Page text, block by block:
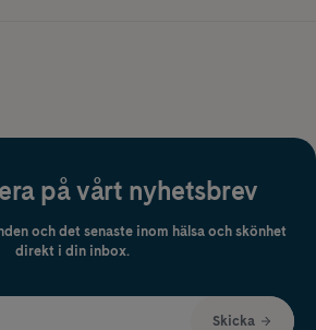
på vårt nyhetsbrev
och det senaste inom hälsa och skönhet
direkt i din inbox.
Skicka